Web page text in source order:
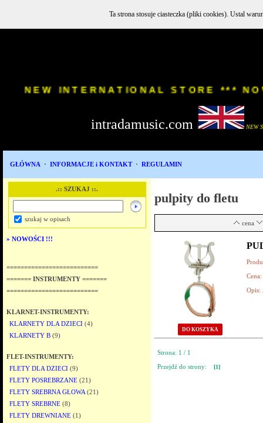
NEW INTERNATIONAL
intradamusic.com i NEW
GŁÓWNA · INFORMACJE i KONTAKT · REGULAMIN
.:: SZUKAJ ::.
szukaj w opisach
» NOWOŚCI !!!
==========================
======= INSTRUMENTY =======
==========================
KLARNET-INSTRUMENTY:
KLARNETY DLA DZIECI (4)
KLARNETY B (9)
FLET-INSTRUMENTY:
FLETY DLA DZIECI (9)
FLETY POSREBRZANE (21)
FLETY SREBRNA GŁOWA (21)
FLETY SREBRNE (8)
FLETY DREWNIANE (1)
pulpity do fletu
cena
DO KOSZYKA
Cena:
Opis:
Strona: 1 / 1
Przejdź do strony:
[1]
Ta strona stosuje ciasteczka (pliki cookies). Ustal